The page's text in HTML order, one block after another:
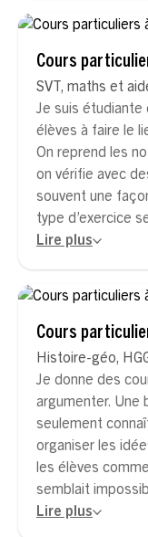
Cours
SVT, maths et
Je suis étudiante
élèves à faire le
On reprend les
on vérifie avec
souvent une
type d’exercice
Lire plus
Cours
Histoire-géo,
Je donne des
argumenter. Une
seulement
organiser les
les élèves
semblait
Lire plus